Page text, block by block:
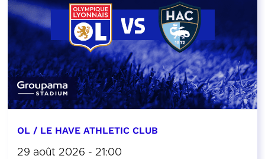
OL / LE HAVE ATHLETIC CLUB
29 août 2026 - 21:00